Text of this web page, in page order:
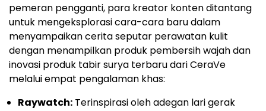
pemeran pengganti, para kreator konten ditantang
untuk mengeksplorasi cara-cara baru dalam
menyampaikan cerita seputar perawatan kulit
dengan menampilkan produk pembersih wajah dan
inovasi produk tabir surya terbaru dari CeraVe
melalui empat pengalaman khas:
Raywatch: Terinspirasi oleh adegan lari gerak